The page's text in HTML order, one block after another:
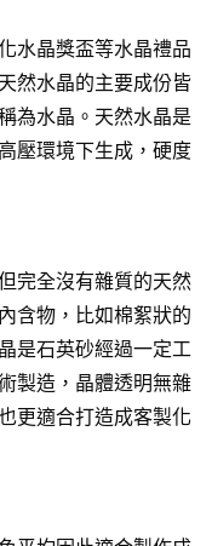
水晶獎盃等水晶禮品
然水晶的主要成份皆
為水晶。天然水晶是
壓環境下生成，硬度
完全沒有雜質的天然
含物，比如棉絮狀的
是石英砂經過一定工
製造，晶體透明無雜
更適合打造成客製化